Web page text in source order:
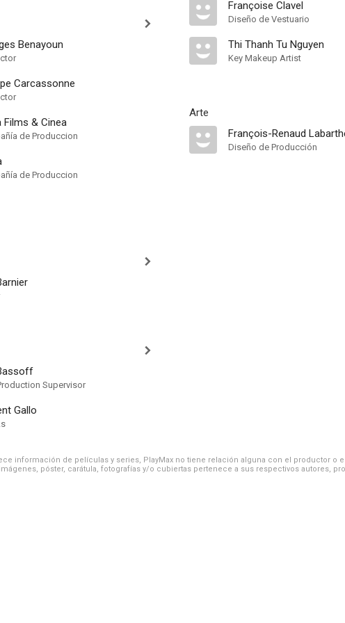
Benayoun
Carcassonne
Films & Cinea
de Produccion
de Produccion
Supervisor
Gallo
Françoise Clavel
Diseño de Vestuario
Thi Thanh Tu Nguyen
Key Makeup Artist
Arte
François-Renaud
Diseño de Producción
información de películas y series, PlayMax no tiene relación alguna con el productor o
póster, carátula, fotografías y/o cubiertas pertenece a sus respectivos autores,